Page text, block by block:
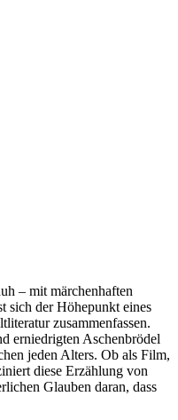
– mit märchenhaften
sich der Höhepunkt eines
zusammenfassen.
erniedrigten Aschenbrödel
jeden Alters. Ob als Film,
diese Erzählung von
Glauben daran, dass